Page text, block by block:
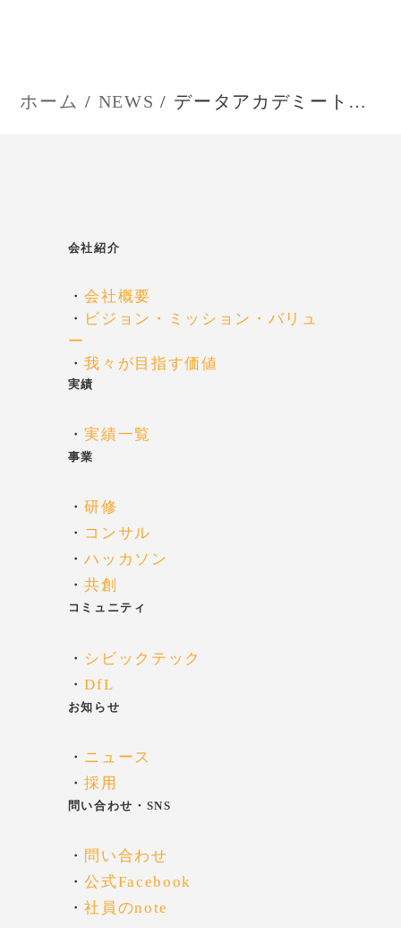
ホーム NEWS データアカデミートライアル！道北！
会社紹介
・会社概要
・ ビジョン・ミッション・バリュ
ー
・我々が目指す価値
実績
・実績一覧
事業
・研修
・ コンサル
・ハッカソン
・共創
コミュニティ
・ シビックテック
・DfL
お知らせ
・ ニュース
・採用
問い合わせ・SNS
・ 問い合わせ
・公式Facebook
・社員のnote